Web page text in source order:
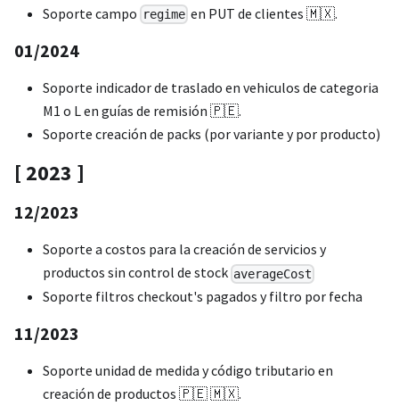
Soporte campo regime en PUT de clientes 🇲🇽.
01/2024
Soporte indicador de traslado en vehiculos de categoria
M1 o L en guías de remisión 🇵🇪.
Soporte creación de packs (por variante y por producto)
[ 2023 ]
12/2023
Soporte a costos para la creación de servicios y
productos sin control de stock averageCost
Soporte filtros checkout's pagados y filtro por fecha
11/2023
Soporte unidad de medida y código tributario en
creación de productos 🇵🇪 🇲🇽.